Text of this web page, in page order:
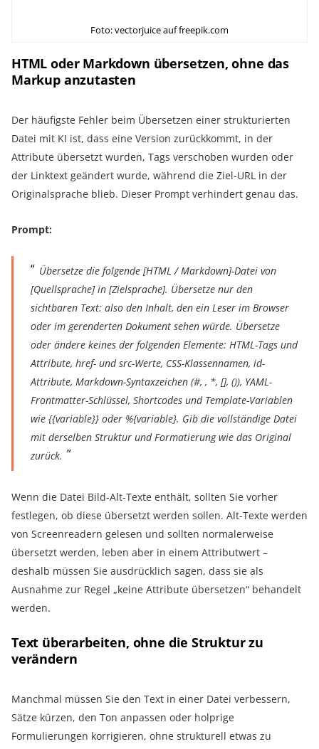
Foto: vectorjuice auf freepik.com
HTML oder Markdown übersetzen, ohne das
Markup anzutasten
Der häufigste Fehler beim Übersetzen einer strukturierten
Datei mit KI ist, dass eine Version zurückkommt, in der
Attribute übersetzt wurden, Tags verschoben wurden oder
der Linktext geändert wurde, während die Ziel-URL in der
Originalsprache blieb. Dieser Prompt verhindert genau das.
Prompt:
Übersetze die folgende [HTML / Markdown]-Datei von
[Quellsprache] in [Zielsprache]. Übersetze nur den
sichtbaren Text: also den Inhalt, den ein Leser im Browser
oder im gerenderten Dokument sehen würde. Übersetze
oder ändere keines der folgenden Elemente: HTML-Tags und
Attribute, href- und src-Werte, CSS-Klassennamen, id-
Attribute, Markdown-Syntaxzeichen (#, , *, [], ()), YAML-
Frontmatter-Schlüssel, Shortcodes und Template-Variablen
wie {{variable}} oder %{variable}. Gib die vollständige Datei
mit derselben Struktur und Formatierung wie das Original
zurück.
Wenn die Datei Bild-Alt-Texte enthält, sollten Sie vorher
festlegen, ob diese übersetzt werden sollen. Alt-Texte werden
von Screenreadern gelesen und sollten normalerweise
übersetzt werden, leben aber in einem Attributwert –
deshalb müssen Sie ausdrücklich sagen, dass sie als
Ausnahme zur Regel „keine Attribute übersetzen“ behandelt
werden.
Text überarbeiten, ohne die Struktur zu
verändern
Manchmal müssen Sie den Text in einer Datei verbessern,
Sätze kürzen, den Ton anpassen oder holprige
Formulierungen korrigieren, ohne strukturell etwas zu